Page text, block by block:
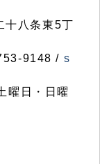
八条東5丁
9148 / s
曜日・日曜